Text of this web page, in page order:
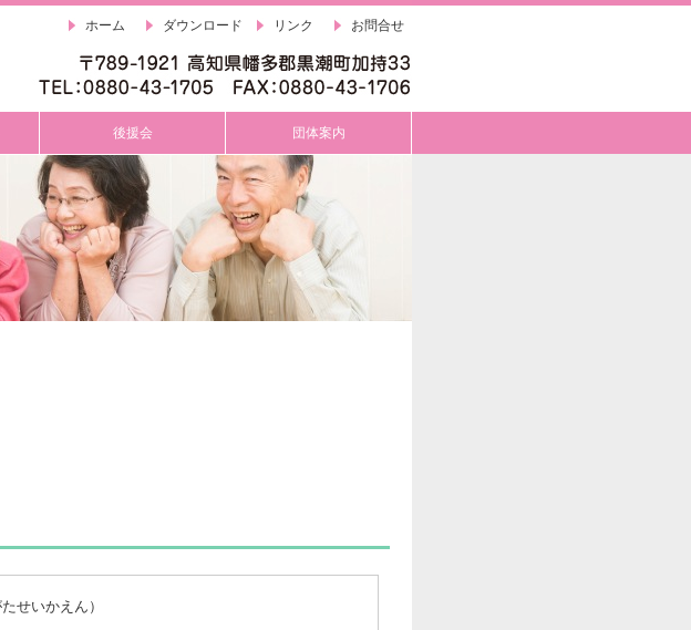
お問合せ
リンク
ダウンロード
ホーム
後援会 団体案内
せいかえん）